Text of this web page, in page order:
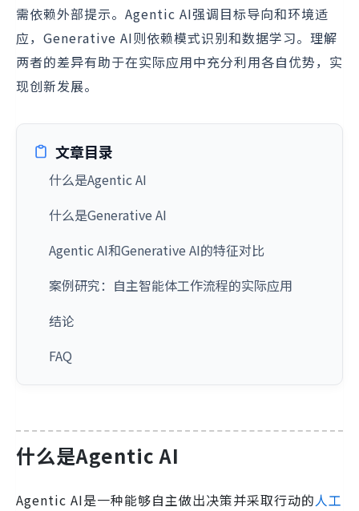
需依赖外部提示。Agentic AI强调目标导向和环境适
应，Generative AI则依赖模式识别和数据学习。理解
两者的差异有助于在实际应用中充分利用各自优势，实
现创新发展。
文章目录
什么是Agentic AI
什么是Generative AI
Agentic AI和Generative AI的特征对比
案例研究：自主智能体工作流程的实际应用
结论
FAQ
什么是Agentic AI
Agentic AI是一种能够自主做出决策并采取行动的人工